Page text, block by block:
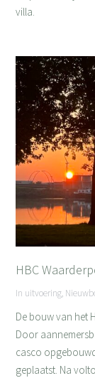
villa.
HBC
In uitvoering,
De bouw van het
Door
casco
geplaatst. Na